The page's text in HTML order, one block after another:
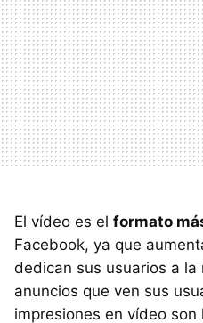
El vídeo es el formato
Facebook, ya que
dedican sus usuarios a
anuncios que ven sus
impresiones en vídeo